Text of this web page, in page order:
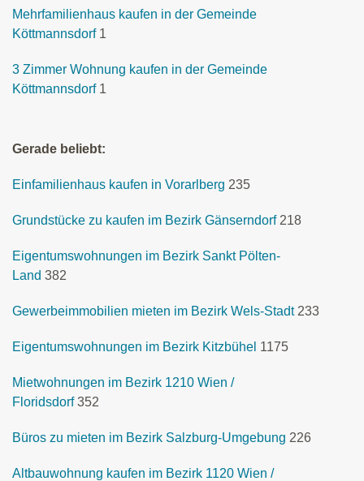
Mehrfamilienhaus kaufen in der Gemeinde
Köttmannsdorf 1
3 Zimmer Wohnung kaufen in der Gemeinde
Köttmannsdorf 1
Gerade beliebt:
Einfamilienhaus kaufen in Vorarlberg 235
Grundstücke zu kaufen im Bezirk Gänserndorf 218
Eigentumswohnungen im Bezirk Sankt Pölten-
Land 382
Gewerbeimmobilien mieten im Bezirk Wels-Stadt 233
Eigentumswohnungen im Bezirk Kitzbühel 1175
Mietwohnungen im Bezirk 1210 Wien /
Floridsdorf 352
Büros zu mieten im Bezirk Salzburg-Umgebung 226
Altbauwohnung kaufen im Bezirk 1120 Wien /